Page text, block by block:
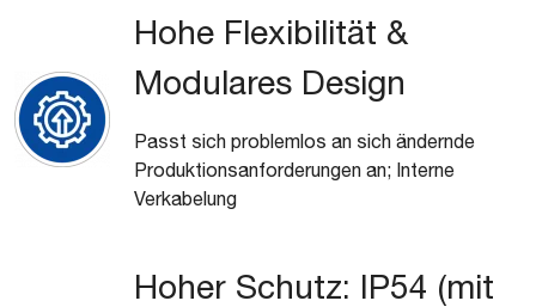
Hohe Flexibilität &
Modulares Design
Passt sich problemlos an sich ändernde
Produktionsanforderungen an; Interne
Verkabelung
Hoher Schutz: IP54 (mit